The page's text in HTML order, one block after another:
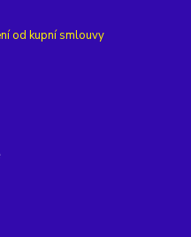
od kupní smlouvy